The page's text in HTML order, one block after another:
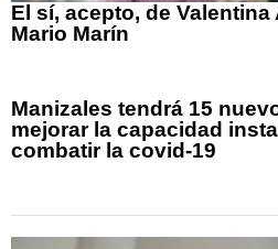
El sí, acepto, de
Mario Marín
Manizales tendrá 15
mejorar la capacidad
combatir la covid-19